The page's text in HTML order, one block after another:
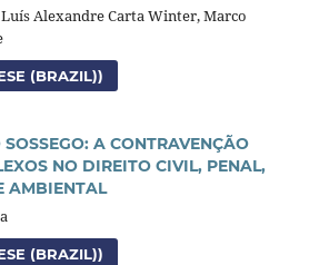
Alexandre Carta Winter, Marco
(BRAZIL))
A CONTRAVENÇÃO
NO DIREITO CIVIL, PENAL,
AMBIENTAL
(BRAZIL))